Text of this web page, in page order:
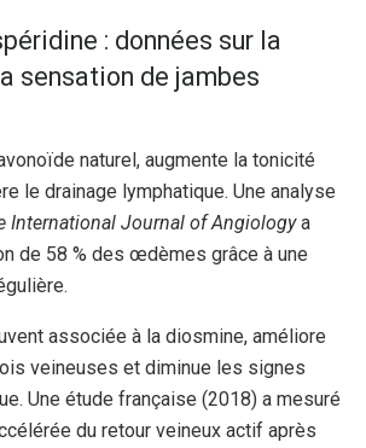
: données sur la
sensation de jambes
naturel, augmente la tonicité
le drainage lymphatique. Une analyse
International Journal of Angiologya
de 58 % des œdèmes grâce à une
associée à la diosmine, améliore
veineuses et diminue les signes
Une étude française (2018) a mesuré
du retour veineux actif après